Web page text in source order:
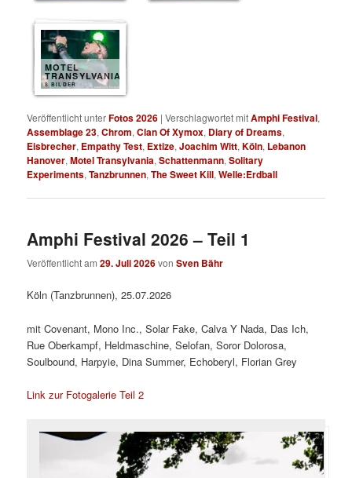
MOTEL
TRANSYLVANIA
8 BILDER
Veröffentlicht unterFotos 2026 |Verschlagwortet mitAmphi Festival,
Assemblage 23,Chrom,Clan Of Xymox, Diary of Dreams,
Eisbrecher, Empathy Test, Extize,Joachim Witt,Köln, Lebanon
Hanover,Motel Transylvania,Schattenmann,Solitary
Experiments,Tanzbrunnen,The Sweet Kill,Welle:Erdball
Amphi Festival 2026 – Teil 1
Veröffentlicht am29. Juli 2026vonSven Bähr
Köln (Tanzbrunnen), 25.07.2026
mit Covenant, Mono Inc., Solar Fake, Calva Y Nada, Das Ich,
Rue Oberkampf, Heldmaschine, Selofan, Soror Dolorosa,
Soulbound, Harpyie, Dina Summer, Echoberyl, Florian Grey
Link zur Fotogalerie Teil 2